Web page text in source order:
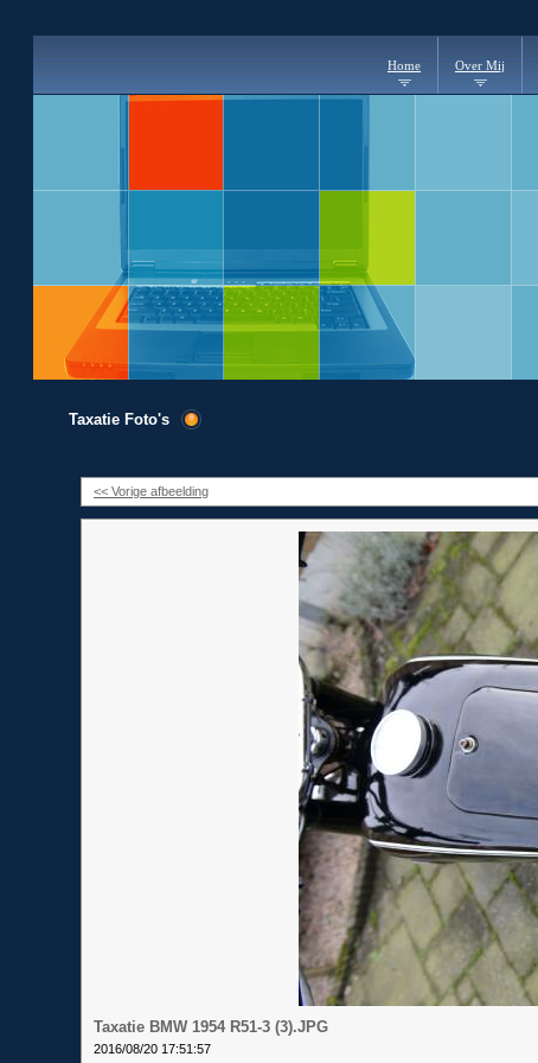
Home Over Mij
Taxatie Foto's
<< Vorige afbeelding
Taxatie BMW 1954 R51-3 (3).JPG
2016/08/20 17:51:57